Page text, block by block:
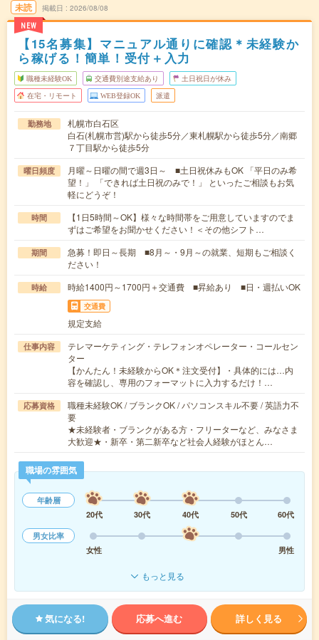
未読
NEW
掲載日 2026/08/08
【15名募集】マニュアル通りに確認＊未経験か
ら稼げる！簡単！受付＋入力
職種未経験OK 交通費別途支給あり 土日祝日が休み
在宅・リモート WEB登録OK 派遣
勤務地
札幌市白石区
白石(札幌市営)駅から徒歩5分／東札幌駅から徒歩5分／南郷
７丁目駅から徒歩5分
曜日頻度
月曜～日曜の間で週3日～ ■土日祝休みもOK 「平日のみ希
望！」 「できれば土日祝のみで！」 といったご相談もお気
軽にどうぞ！
時間
【1日5時間～OK】様々な時間帯をご用意していますのでま
ずはご希望をお聞かせください！＜その他シフト…
期間
急募！即日～長期 ■8月～・9月～の就業、短期もご相談く
ださい！
時給 時給1400円～1700円＋交通費 ■昇給あり ■日・週払いOK
交通費
規定支給
仕事内容
テレマーケティング・テレフォンオペレーター・コールセン
ター
【かんたん！未経験からOK＊注文受付】・具体的には…内
容を確認し、専用のフォーマットに入力するだけ！…
応募資格
職種未経験OK / ブランクOK / パソコンスキル不要 / 英語力不
要
★未経験者・ブランクがある方・フリーターなど、みなさま
大歓迎★・新卒・第二新卒など社会人経験がほとん…
職場の雰囲気
年齢層
20代
30代 40代 50代
60代
男女比率
女性
男性
もっと見る
気になる! 応募へ進む 詳しく見る